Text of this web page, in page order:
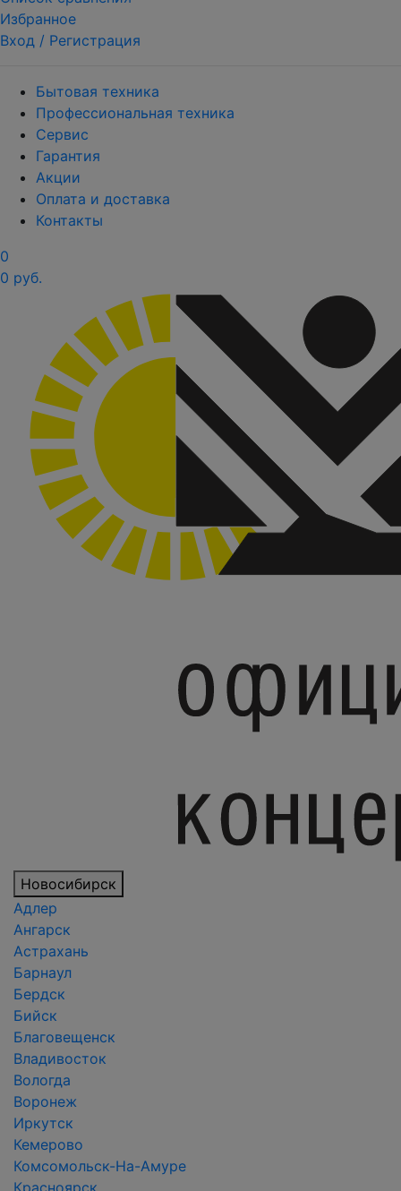
Избранное
Вход / Регистрация
Бытовая техника
Профессиональная техника
Сервис
Гарантия
Акции
Оплата и доставка
Контакты
0
0 руб.
Новосибирск
Адлер
Ангарск
Астрахань
Барнаул
Бердск
Бийск
Благовещенск
Владивосток
Вологда
Воронеж
Иркутск
Кемерово
Комсомольск-На-Амуре
Красноярск